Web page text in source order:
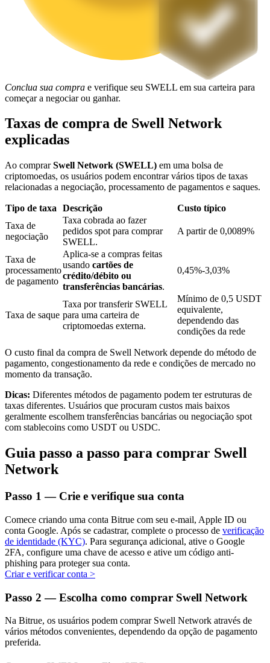
Bloqueios de BTR
Investimentos exclusivos para titulares de BTR
Empréstimos
Serviço de empréstimo apoiado por criptografia
Investimento Automático
Aprenda a apostar
Aprenda como ganhar renda passiva
Conclua sua compra e verifique seu SWELL em sua carteira para
começar a negociar ou ganhar.
Taxas de compra de Swell Network
explicadas
Ao comprarSwell Network (SWELL) em uma bolsa de
criptomoedas, os usuários podem encontrar vários tipos de taxas
relacionadas a negociação, processamento de pagamentos e saques.
Tipo de taxa Descrição
Custo típico
Taxa de
negociação
Taxa cobrada ao fazer
pedidos spot para comprar
SWELL.
A partir de 0,0089%
Taxa de
processamento
de pagamento
Aplica-se a compras feitas
usando cartões de
crédito/débito ou
transferências bancárias.
0,45%-3,03%
Taxa de saque
Taxa por transferir SWELL
para uma carteira de
criptomoedas externa.
Mínimo de 0,5 USDT
equivalente,
dependendo das
condições da rede
O custo final da compra de Swell Network depende do método de
pagamento, congestionamento da rede e condições de mercado no
momento da transação.
Dicas: Diferentes métodos de pagamento podem ter estruturas de
taxas diferentes. Usuários que procuram custos mais baixos
geralmente escolhem transferências bancárias ou negociação spot
com stablecoins como USDT ou USDC.
Guia passo a passo para comprar Swell
Network
Passo 1 — Crie e verifique sua conta
Comece criando uma conta Bitrue com seu e-mail, Apple ID ou
conta Google. Após se cadastrar, complete o processo de verificação
de identidade (KYC). Para segurança adicional, ative o Google
2FA, configure uma chave de acesso e ative um código anti-
phishing para proteger sua conta.
Criar e verificar conta >
Passo 2 — Escolha como comprar Swell Network
Na Bitrue, os usuários podem comprar Swell Network através de
vários métodos convenientes, dependendo da opção de pagamento
preferida.